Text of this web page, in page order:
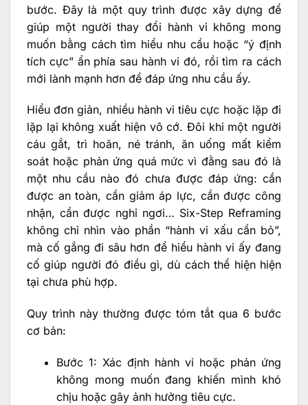
bước. Đây là một quy trình được xây dựng để
giúp một người thay đổi hành vi không mong
muốn bằng cách tìm hiểu nhu cầu hoặc “ý định
tích cực” ẩn phía sau hành vi đó, rồi tìm ra cách
mới lành mạnh hơn để đáp ứng nhu cầu ấy.
Hiểu đơn giản, nhiều hành vi tiêu cực hoặc lặp đi
lặp lại không xuất hiện vô cớ. Đôi khi một người
cáu gắt, trì hoãn, né tránh, ăn uống mất kiểm
soát hoặc phản ứng quá mức vì đằng sau đó là
một nhu cầu nào đó chưa được đáp ứng: cần
được an toàn, cần giảm áp lực, cần được công
nhận, cần được nghỉ ngơi… Six-Step Reframing
không chỉ nhìn vào phần “hành vi xấu cần bỏ”,
mà cố gắng đi sâu hơn để hiểu hành vi ấy đang
cố giúp người đó điều gì, dù cách thể hiện hiện
tại chưa phù hợp.
Quy trình này thường được tóm tắt qua 6 bước
cơ bản:
Bước 1: Xác định hành vi hoặc phản ứng
không mong muốn đang khiến mình khó
chịu hoặc gây ảnh hưởng tiêu cực.